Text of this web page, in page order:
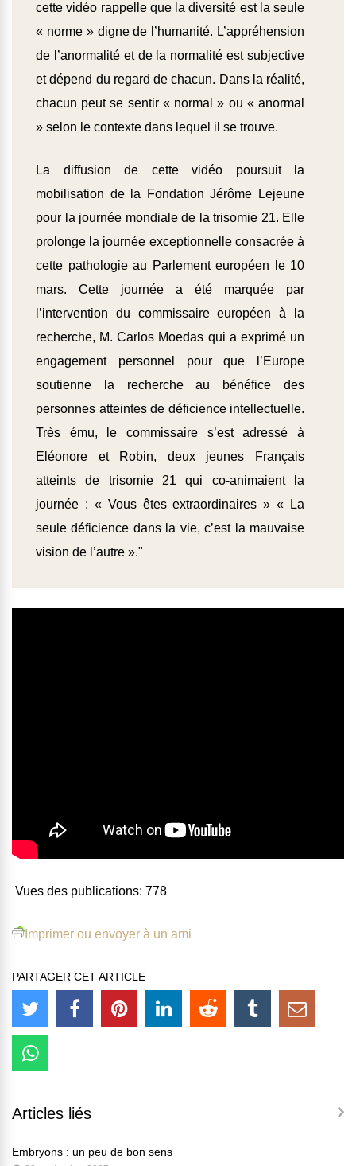
cette vidéo rappelle que la diversité est la seule
« norme » digne de l’humanité. L’appréhension
de l’anormalité et de la normalité est subjective
et dépend du regard de chacun. Dans la réalité,
chacun peut se sentir « normal » ou « anormal
» selon le contexte dans lequel il se trouve.
La diffusion de cette vidéo poursuit la
mobilisation de la Fondation Jérôme Lejeune
pour la journée mondiale de la trisomie 21. Elle
prolonge la journée exceptionnelle consacrée à
cette pathologie au Parlement européen le 10
mars. Cette journée a été marquée par
l’intervention du commissaire européen à la
recherche, M. Carlos Moedas qui a exprimé un
engagement personnel pour que l’Europe
soutienne la recherche au bénéfice des
personnes atteintes de déficience intellectuelle.
Très ému, le commissaire s’est adressé à
Eléonore et Robin, deux jeunes Français
atteints de trisomie 21 qui co-animaient la
journée : « Vous êtes extraordinaires » « La
seule déficience dans la vie, c’est la mauvaise
vision de l’autre »."
Vues des publications: 778
Imprimer ou envoyer à un ami
PARTAGER CET ARTICLE
Articles liés
Embryons : un peu de bon sens